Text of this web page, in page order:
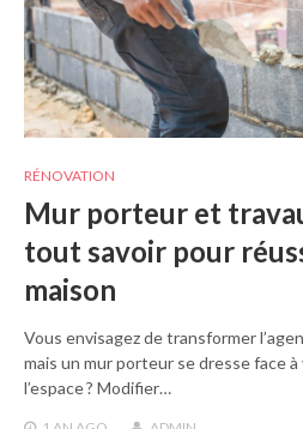
RÉNOVATION
Mur porteur et
tout savoir pour
maison
Vous envisagez de transformer
mais un mur porteur se dresse face
l’espace ? Modifier…